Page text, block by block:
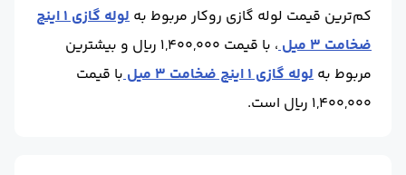
کم‌ترین قیمت لوله گازی روکار مربوط به
لوله گازی 1 اینچ
ضخامت 3 میل
، با قیمت 1,400,000 ریال و بیشترین
مربوط به لوله گازی 1 اینچ ضخامت 3 میل
با قیمت
1,400,000 ریال است.